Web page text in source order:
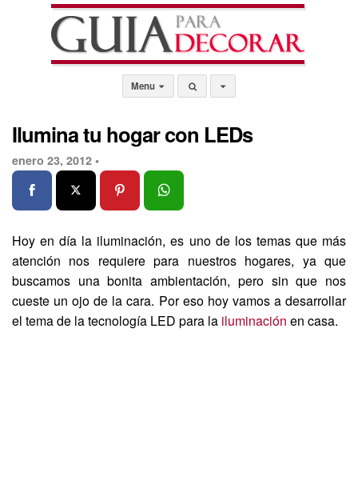
Menu
Ilumina tu hogar con LEDs
enero 23, 2012 •
Hoy en día la iluminación, es uno de los temas que más
atención nos requiere para nuestros hogares, ya que
buscamos una bonita ambientación, pero sin que nos
cueste un ojo de la cara. Por eso hoy vamos a desarrollar
el tema de la tecnología LED para la iluminación en casa.